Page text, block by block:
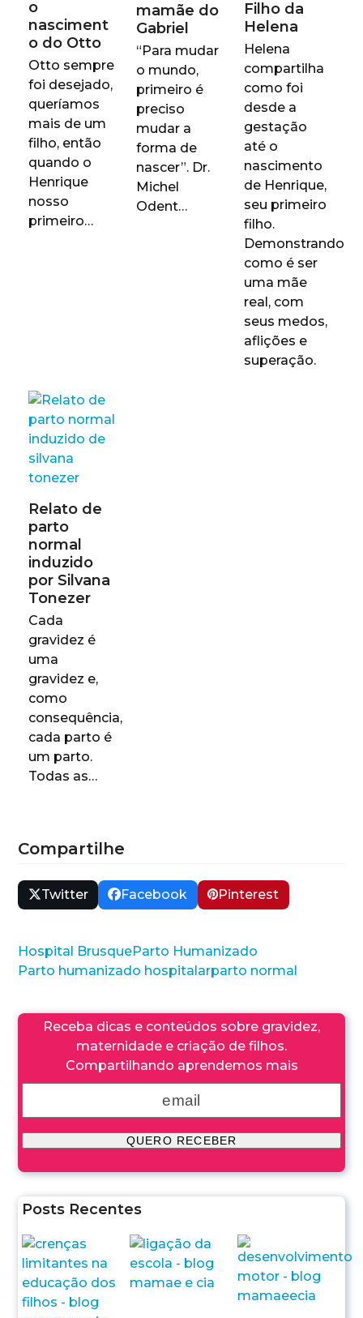
o
nasciment
o do Otto
Otto sempre
foi desejado,
queríamos
mais de um
filho, então
quando o
Henrique
nosso
primeiro…
mamãe do
Gabriel
“Para mudar
o mundo,
primeiro é
preciso
mudar a
forma de
nascer”. Dr.
Michel
Odent…
Filho da
Helena
Helena
compartilha
como foi
desde a
gestação
até o
nascimento
de Henrique,
seu primeiro
filho.
Demonstrando
como é ser
uma mãe
real, com
seus medos,
aflições e
superação.
Relato de
parto
normal
induzido
por Silvana
Tonezer
Cada
gravidez é
uma
gravidez e,
como
consequência,
cada parto é
um parto.
Todas as…
Compartilhe
Twitter Facebook Pinterest
Hospital BrusqueParto Humanizado
Parto humanizado hospitalarparto normal
Receba dicas e conteúdos sobre gravidez,
maternidade e criação de filhos.
Compartilhando aprendemos mais
Posts Recentes